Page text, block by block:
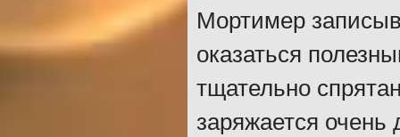
Мортимер
оказаться
тщательно
заряжается очень